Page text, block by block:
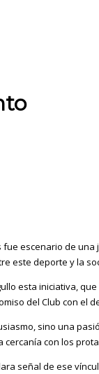
fue escenario de
este deporte y la
esta iniciativa,
del Club con el
sino una
con los
señal de ese